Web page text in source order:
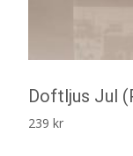
Doftljus Jul
239 kr